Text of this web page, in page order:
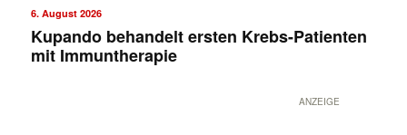
6. August 2026
Kupando behandelt ersten Krebs-Patienten
mit Immuntherapie
ANZEIGE